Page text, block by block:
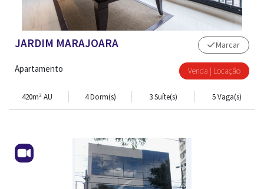
JARDIM MARAJOARA
Apartamento
Marcar
Venda | Locação
420m² AU 4 Dorm(s) 3 Suíte(s) 5 Vaga(s)